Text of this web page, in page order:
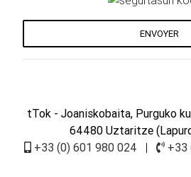
ENVOYER
tTok - Joaniskobaita, Purguko
64480 Uztaritze
+33 (0) 601 980 024
| +33